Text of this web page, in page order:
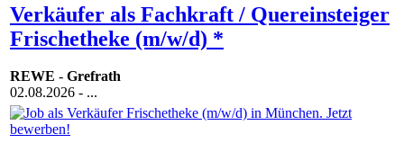
Verkäufer als Fachkraft / Quereinsteiger
Frischetheke (m/w/d) *
REWE - Grefrath
02.08.2026 - ...